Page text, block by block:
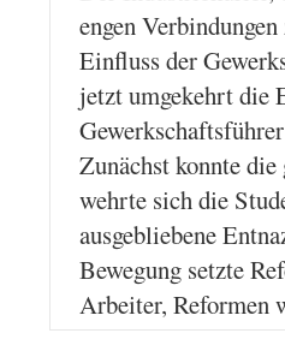
engen
Einfluss der
jetzt umgekehrt die
Zunächst konnte
wehrte sich die
ausgebliebene
Bewegung setzte
Arbeiter, Reformen